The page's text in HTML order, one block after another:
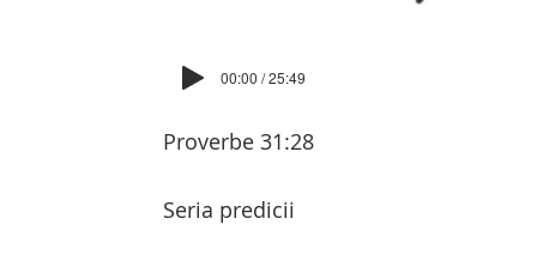
00:00 / 25:49
Proverbe 31:28
Seria predicii